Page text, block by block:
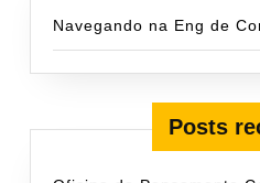
Navegando na Eng de
Posts